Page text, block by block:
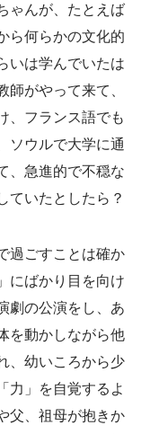
ゃんが、たとえば
ら何らかの文化的
いは学んでいたは
がやって来て、
、フランス語でも
ソウルで大学に通
、急進的で不穏な
ていたとしたら？
過ごすことは確か
にばかり目を向け
劇の公演をし、あ
を動かしながら他
、幼いころから少
力」を自覚するよ
父、祖母が抱きか